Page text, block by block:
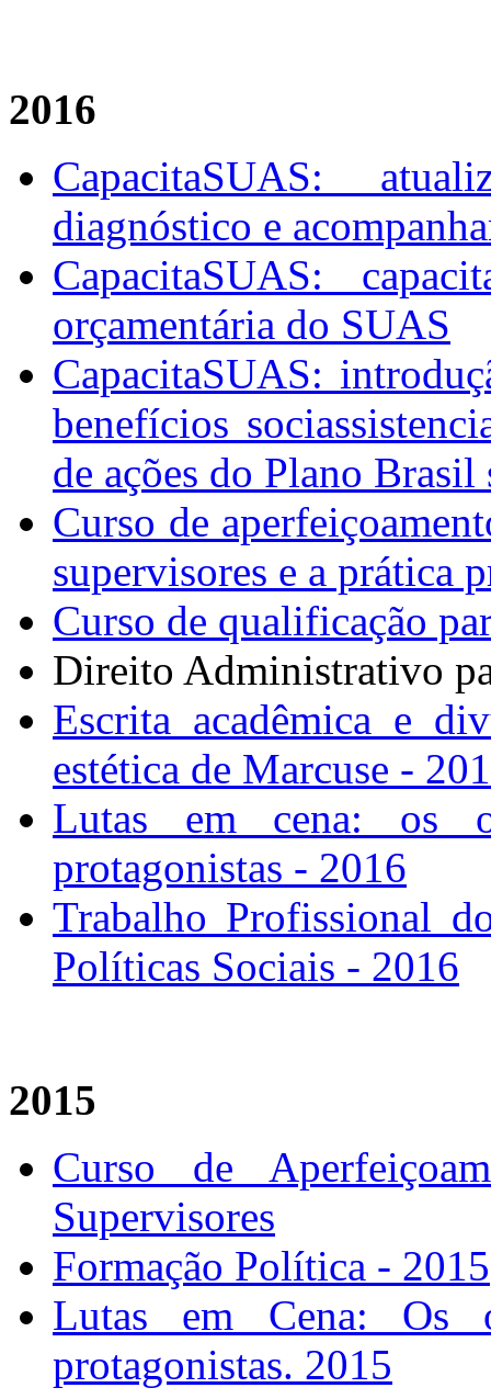
2016
CapacitaSUAS:
diagnóstico e
CapacitaSUAS:
orçamentária do SUAS
CapacitaSUAS:
benefícios
de ações do Plano
Curso de
supervisores e a prática
Curso de qualificação
Direito Administrativo
Escrita acadêmica e
estética de Marcuse -
Lutas em cena: os
protagonistas - 2016
Trabalho Profissional
Políticas Sociais - 2016
2015
Curso de
Supervisores
Formação Política - 2015
Lutas em Cena: Os
protagonistas. 2015